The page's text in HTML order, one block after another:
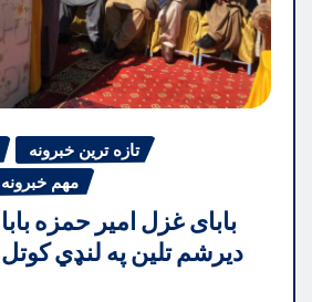
تازه ترین خبرونه
مهم خبرونه
دیرشم تلین په لنډي